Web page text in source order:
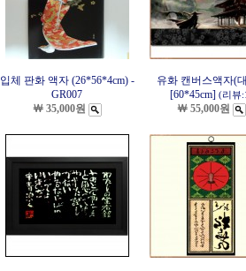
입체 판화 액자 (26*56*4cm) -
GR007
￦ 35,000원
유화 캔버스액자(
[60*45cm] (리뷰
￦ 55,000원